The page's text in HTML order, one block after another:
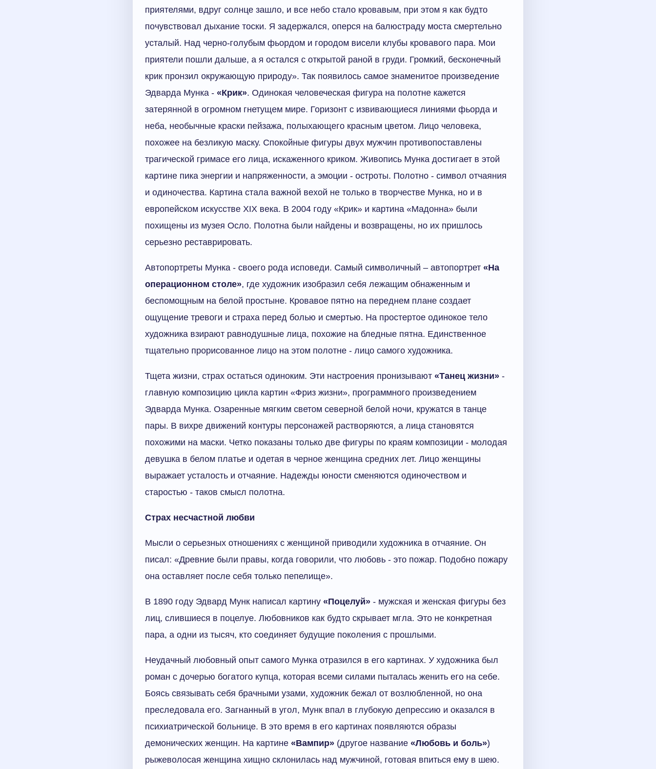
приятелями, вдруг солнце зашло, и все небо стало кровавым, при этом я как будто
почувствовал дыхание тоски. Я задержался, оперся на балюстраду моста смертельно
усталый. Над черно-голубым фьордом и городом висели клубы кровавого пара. Мои
приятели пошли дальше, а я остался с открытой раной в груди. Громкий, бесконечный
крик пронзил окружающую природу». Так появилось самое знаменитое произведение
Эдварда Мунка - «Крик». Одинокая человеческая фигура на полотне кажется
затерянной в огромном гнетущем мире. Горизонт с извивающиеся линиями фьорда и
неба, необычные краски пейзажа, полыхающего красным цветом. Лицо человека,
похожее на безликую маску. Спокойные фигуры двух мужчин противопоставлены
трагической гримасе его лица, искаженного криком. Живопись Мунка достигает в этой
картине пика энергии и напряженности, а эмоции - остроты. Полотно - символ отчаяния
и одиночества. Картина стала важной вехой не только в творчестве Мунка, но и в
европейском искусстве XIX века. В 2004 году «Крик» и картина «Мадонна» были
похищены из музея Осло. Полотна были найдены и возвращены, но их пришлось
серьезно реставрировать.
Автопортреты Мунка - своего рода исповеди. Самый символичный – автопортрет «На
операционном столе», где художник изобразил себя лежащим обнаженным и
беспомощным на белой простыне. Кровавое пятно на переднем плане создает
ощущение тревоги и страха перед болью и смертью. На простертое одинокое тело
художника взирают равнодушные лица, похожие на бледные пятна. Единственное
тщательно прорисованное лицо на этом полотне - лицо самого художника.
Тщета жизни, страх остаться одиноким. Эти настроения пронизывают «Танец жизни» -
главную композицию цикла картин «Фриз жизни», программного произведением
Эдварда Мунка. Озаренные мягким светом северной белой ночи, кружатся в танце
пары. В вихре движений контуры персонажей растворяются, а лица становятся
похожими на маски. Четко показаны только две фигуры по краям композиции - молодая
девушка в белом платье и одетая в черное женщина средних лет. Лицо женщины
выражает усталость и отчаяние. Надежды юности сменяются одиночеством и
старостью - таков смысл полотна.
Страх несчастной любви
Мысли о серьезных отношениях с женщиной приводили художника в отчаяние. Он
писал: «Древние были правы, когда говорили, что любовь - это пожар. Подобно пожару
она оставляет после себя только пепелище».
В 1890 году Эдвард Мунк написал картину «Поцелуй» - мужская и женская фигуры без
лиц, слившиеся в поцелуе. Любовников как будто скрывает мгла. Это не конкретная
пара, а одни из тысяч, кто соединяет будущие поколения с прошлыми.
Неудачный любовный опыт самого Мунка отразился в его картинах. У художника был
роман с дочерью богатого купца, которая всеми силами пыталась женить его на себе.
Боясь связывать себя брачными узами, художник бежал от возлюбленной, но она
преследовала его. Загнанный в угол, Мунк впал в глубокую депрессию и оказался в
психиатрической больнице. В это время в его картинах появляются образы
демонических женщин. На картине «Вампир» (другое название «Любовь и боль»)
рыжеволосая женщина хищно склонилась над мужчиной, готовая впиться ему в шею.